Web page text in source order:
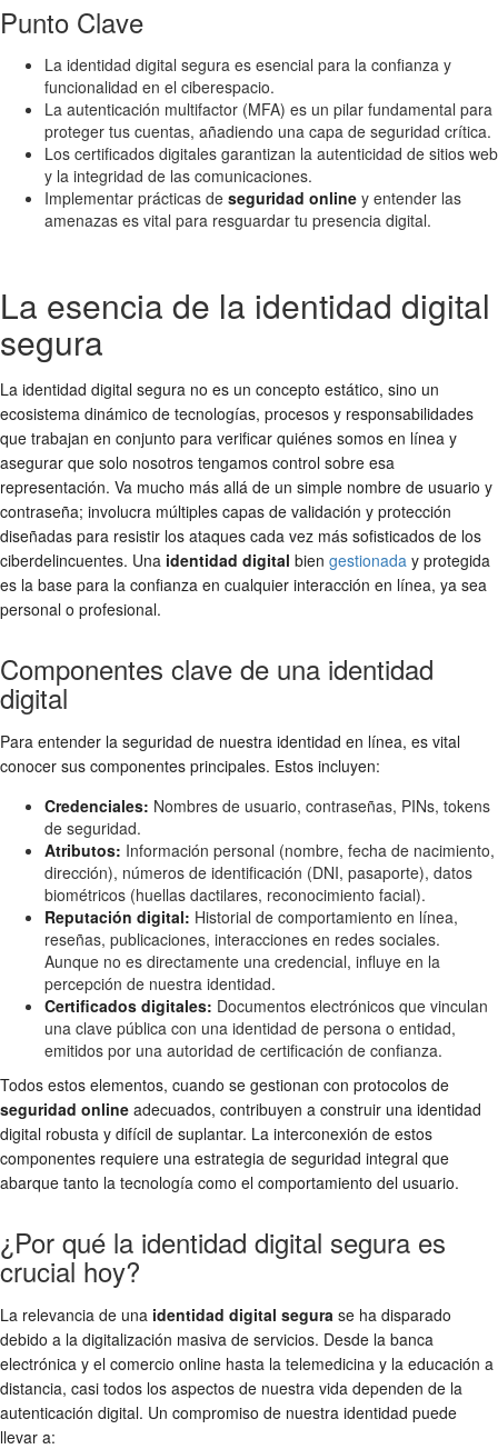
Punto Clave
La identidad digital segura es esencial para la confianza y
funcionalidad en el ciberespacio.
La autenticación multifactor (MFA) es un pilar fundamental para
proteger tus cuentas, añadiendo una capa de seguridad crítica.
Los certificados digitales garantizan la autenticidad de sitios web
y la integridad de las comunicaciones.
Implementar prácticas de seguridad online y entender las
amenazas es vital para resguardar tu presencia digital.
La esencia de la identidad digital
segura
La identidad digital segura no es un concepto estático, sino un
ecosistema dinámico de tecnologías, procesos y responsabilidades
que trabajan en conjunto para verificar quiénes somos en línea y
asegurar que solo nosotros tengamos control sobre esa
representación. Va mucho más allá de un simple nombre de usuario y
contraseña; involucra múltiples capas de validación y protección
diseñadas para resistir los ataques cada vez más sofisticados de los
ciberdelincuentes. Una identidad digital bien gestionada y protegida
es la base para la confianza en cualquier interacción en línea, ya sea
personal o profesional.
Componentes clave de una identidad
digital
Para entender la seguridad de nuestra identidad en línea, es vital
conocer sus componentes principales. Estos incluyen:
Credenciales: Nombres de usuario, contraseñas, PINs, tokens
de seguridad.
Atributos: Información personal (nombre, fecha de nacimiento,
dirección), números de identificación (DNI, pasaporte), datos
biométricos (huellas dactilares, reconocimiento facial).
Reputación digital: Historial de comportamiento en línea,
reseñas, publicaciones, interacciones en redes sociales.
Aunque no es directamente una credencial, influye en la
percepción de nuestra identidad.
Certificados digitales: Documentos electrónicos que vinculan
una clave pública con una identidad de persona o entidad,
emitidos por una autoridad de certificación de confianza.
Todos estos elementos, cuando se gestionan con protocolos de
seguridad online adecuados, contribuyen a construir una identidad
digital robusta y difícil de suplantar. La interconexión de estos
componentes requiere una estrategia de seguridad integral que
abarque tanto la tecnología como el comportamiento del usuario.
¿Por qué la identidad digital segura es
crucial hoy?
La relevancia de una identidad digital segura se ha disparado
debido a la digitalización masiva de servicios. Desde la banca
electrónica y el comercio online hasta la telemedicina y la educación a
distancia, casi todos los aspectos de nuestra vida dependen de la
autenticación digital. Un compromiso de nuestra identidad puede
llevar a: